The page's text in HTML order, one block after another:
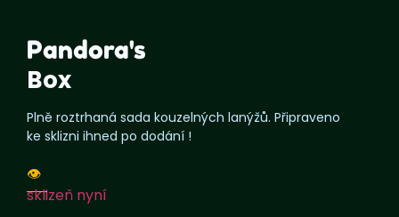
Pandora's
Box
Plně roztrhaná sada kouzelných lanýžů. Připraveno
ke sklizni ihned po dodání !
👁️
sklizeň nyní